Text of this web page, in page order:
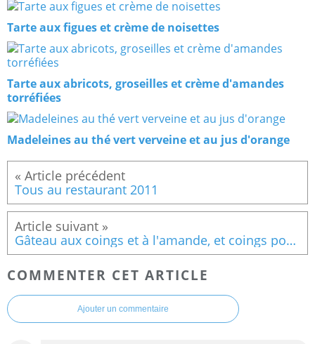
Tarte aux figues et crème de noisettes
Tarte aux abricots, groseilles et crème d'amandes
torréfiées
Madeleines au thé vert verveine et au jus d'orange
Tous au restaurant 2011
Gâteau aux coings et à l'amande, et coings pochés vanille
COMMENTER CET ARTICLE
Ajouter un commentaire